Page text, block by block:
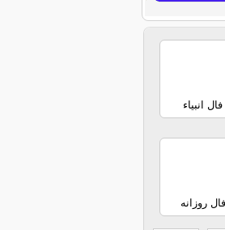
فال انبیاء
فال روزانه